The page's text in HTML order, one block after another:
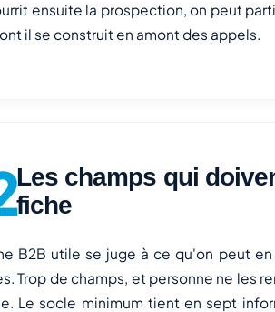
ensuite la prospection, on peut
il se construit en amont des appels.
Les champs qui
fiche
B2B utile se juge à ce qu'on peut
Trop de champs, et personne ne les
Le socle minimum tient en sept